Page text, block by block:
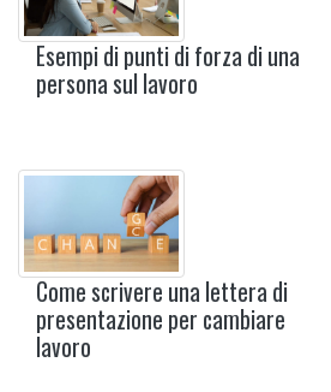
Esempi di punti di forza di una
persona sul lavoro
Come scrivere una lettera di
presentazione per cambiare
lavoro